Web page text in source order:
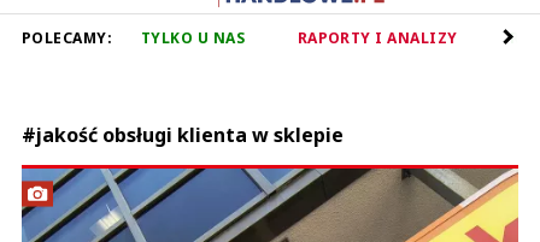
POLECAMY: TYLKO U NAS RAPORTY I ANALIZY
#jakość obsługi klienta w sklepie